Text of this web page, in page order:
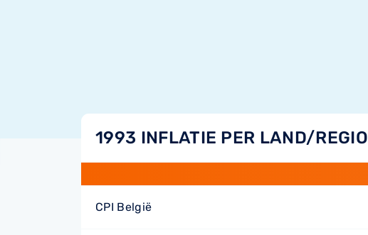
1993 INFLATIE PER LAND/REGIO
CPI België